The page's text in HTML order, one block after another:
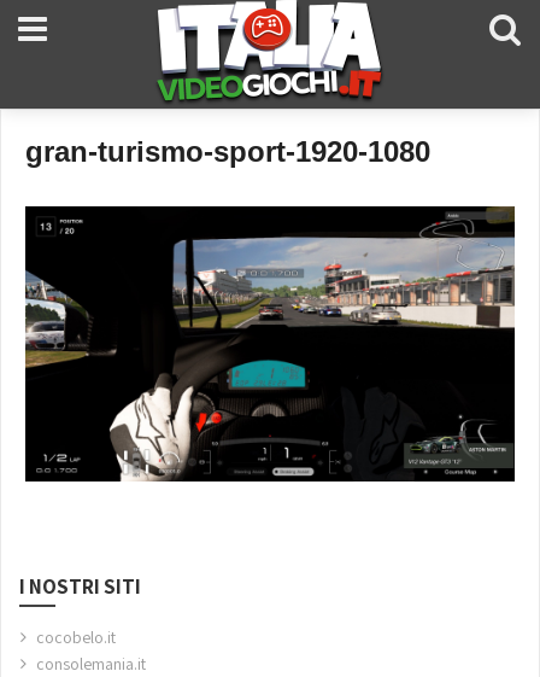
gran-turismo-sport-1920-1080
I NOSTRI SITI
cocobelo.it
consolemania.it